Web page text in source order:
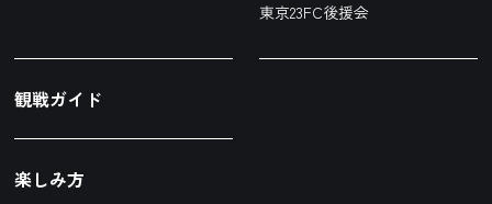
東京23FC後援会
観戦ガイド
楽しみ方